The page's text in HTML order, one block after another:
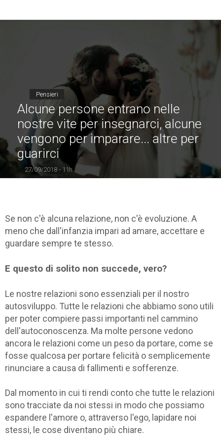
Pensieri
Alcune persone entrano nelle
nostre vite per insegnarci, alcune
vengono per imparare... altre per
guarirci
27/09/2018 - 11h
Se non c'è alcuna relazione, non c'è evoluzione. A
meno che dall'infanzia impari ad amare, accettare e
guardare sempre te stesso.
E questo di solito non succede, vero?
Le nostre relazioni sono essenziali per il nostro
autosviluppo. Tutte le relazioni che abbiamo sono utili
per poter compiere passi importanti nel cammino
dell'autoconoscenza. Ma molte persone vedono
ancora le relazioni come un peso da portare, come se
fosse qualcosa per portare felicità o semplicemente
rinunciare a causa di fallimenti e sofferenze.
Dal momento in cui ti rendi conto che tutte le relazioni
sono tracciate da noi stessi in modo che possiamo
espandere l'amore o, attraverso l'ego, lapidare noi
stessi, le cose diventano più chiare.